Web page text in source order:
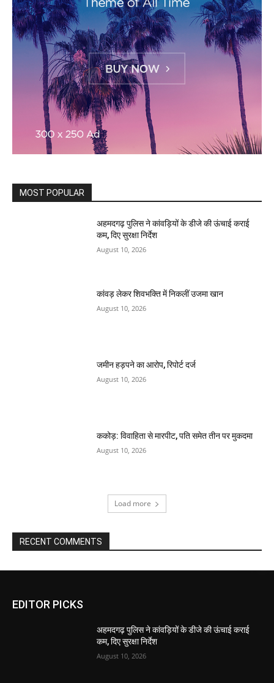
MOST POPULAR
अहमदगढ़ पुलिस ने कांवड़ियों के डीजे की ऊंचाई कराई
कम, दिए सुरक्षा निर्देश
August 10, 2026
कांवड़ लेकर शिवभक्ति में निकलीं उजमा खान
August 10, 2026
जमीन हड़पने का आरोप, रिपोर्ट दर्ज
August 10, 2026
ककोड़: विवाहिता से मारपीट, पति समेत तीन पर मुकदमा
August 10, 2026
Load more
RECENT COMMENTS
EDITOR PICKS
अहमदगढ़ पुलिस ने कांवड़ियों के डीजे की ऊंचाई कराई
कम, दिए सुरक्षा निर्देश
August 10, 2026